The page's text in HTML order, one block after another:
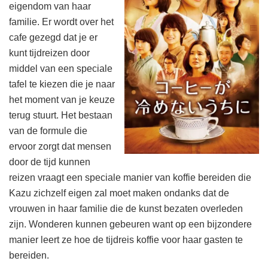
eigendom van haar
familie. Er wordt over het
cafe gezegd dat je er
kunt tijdreizen door
middel van een speciale
tafel te kiezen die je naar
het moment van je keuze
terug stuurt. Het bestaan
van de formule die
ervoor zorgt dat mensen
door de tijd kunnen
reizen vraagt een speciale manier van koffie bereiden die
Kazu zichzelf eigen zal moet maken ondanks dat de
vrouwen in haar familie die de kunst bezaten overleden
zijn. Wonderen kunnen gebeuren want op een bijzondere
manier leert ze hoe de tijdreis koffie voor haar gasten te
bereiden.